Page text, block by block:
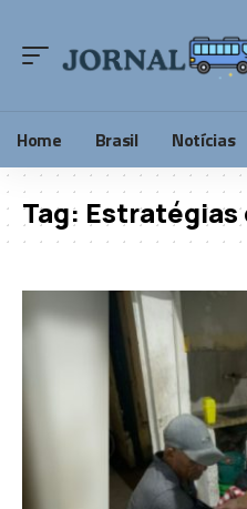
Home Brasil Notícias
Tag: Estratégias